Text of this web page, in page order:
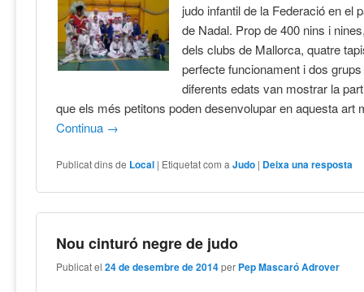
judo infantil de la Federació en el
de Nadal. Prop de 400 nins i
dels clubs de Mallorca, quatre
perfecte funcionament i dos
diferents edats van mostrar la
que els més petitons poden desenvolupar en aquesta art
Continua →
Publicat dins de Local | Etiquetat com a Judo | Deixa una resposta
Nou cinturó negre de judo
Publicat el24 de desembre de 2014 per Pep Mascaró Adrover